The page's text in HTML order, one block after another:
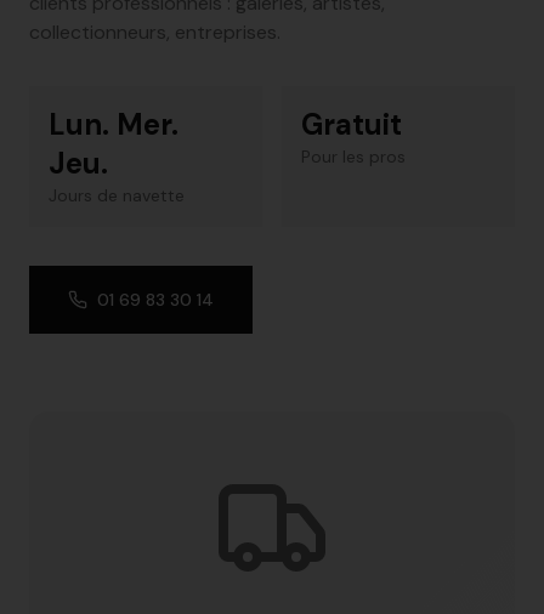
collectionneurs, entreprises.
Lun. Mer.
Jeu.
Jours de navette
Gratuit
Pour les pros
01 69 83 30 14